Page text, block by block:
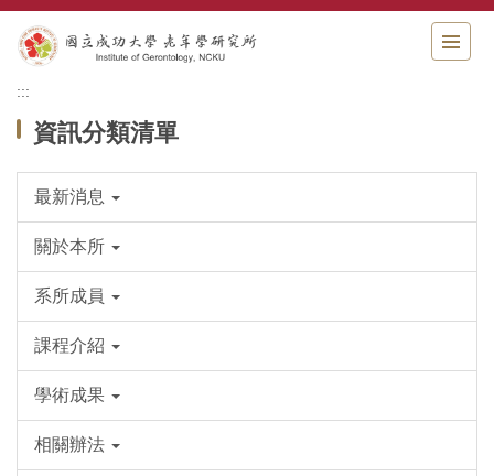
跳
到
主
:::
資訊分類清單
最新消息
關於本所
系所成員
課程介紹
學術成果
相關辦法